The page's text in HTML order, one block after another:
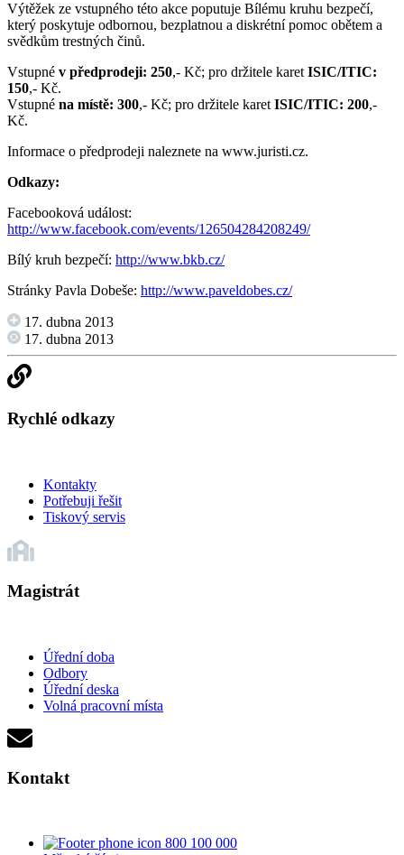
Výtěžek ze vstupného této akce poputuje Bílému kruhu bezpečí,
který poskytuje odbornou, bezplatnou a diskrétní pomoc obětem a
svědkům trestných činů.
Vstupné v předprodeji: 250,- Kč; pro držitele karetISIC/ITIC:
150,- Kč.
Vstupné na místě: 300,- Kč; pro držitele karetISIC/ITIC: 200,-
Kč.
Informace o předprodeji naleznete na www.juristi.cz.
Odkazy:
Facebooková událost:
http://www.facebook.com/events/126504284208249/
Bílý kruh bezpečí: http://www.bkb.cz/
Stránky Pavla Dobeše: http://www.paveldobes.cz/
17. dubna 2013
17. dubna 2013
Rychlé odkazy
Kontakty
Potřebuji řešit
Tiskový servis
Magistrát
Úřední doba
Odbory
Úřední deska
Volná pracovní místa
Kontakt
800 100 000